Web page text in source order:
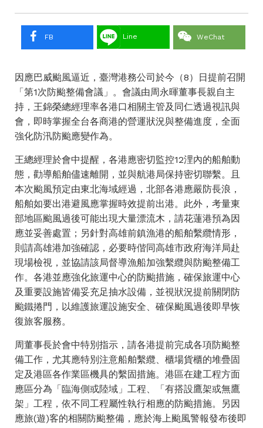
FB Line WeChat
因應巴威颱風逼近，臺灣港務公司於今（8）日提前召開
「第1次防颱整備會議」。會議由周永暉董事長親自主
持，王錦榮總經理率各港口相關主管及同仁透過視訊與
會，即時掌握全台各商港的營運狀況與整備進度，全面
強化防汛防颱應變作為。
王總經理於會中提醒，各港應密切監控12浬內的船舶動
態，勸導船舶儘速離開，並與航港局保持密切聯繫。且
本次颱風預定由東北海域經過，北部各港應嚴防長浪，
船舶如要出港避風應掌握時效提前出港。此外，考量東
部地區颱風過後可能出現大量漂流木，請花蓮港預為因
應並妥善處置；另針對高雄前鎮漁港的船舶繫纜情形，
則請高雄港加強確認，必要時偕同高雄市政府海洋局赴
現場檢視，並協請該局督導漁船加強繫纜與防颱整備工
作。各港並應強化旅運中心的防颱措施，確保旅運中心
及重要設施皆備妥充足抽水設備，並視狀況提前關閉防
颱鐵捲門，以維護旅運設施安全、確保颱風過後即早恢
復旅客服務。
周董事長於會中特別指示，請各港提前完成各項防颱整
備工作，尤其應特別注意船舶繫纜、櫃場貨櫃的堆疊固
定及港區各作業區機具的繫固措施。港區在建工程方面
應區分為「臨海側或陸域」工程、「有搭設鷹架或無鷹
架」工程，依不同工程屬性執行相應的防颱措施。另因
應旅(遊)客的相關防颱整備，應於海上颱風警報發布後即